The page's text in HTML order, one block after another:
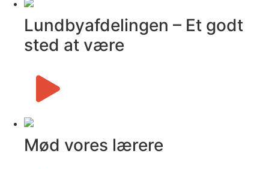
Lundby­afdelingen – Et godt
sted at være
Mød vores lærere